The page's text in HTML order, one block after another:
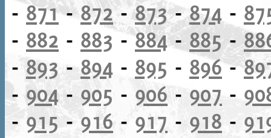
- 871-872-873-874 -
- 882 - 883 -884- 885-
-893 - 894 - 895 - 896-
-904- 905 - 906- 907 -
- 915-916 - 917 - 918 -